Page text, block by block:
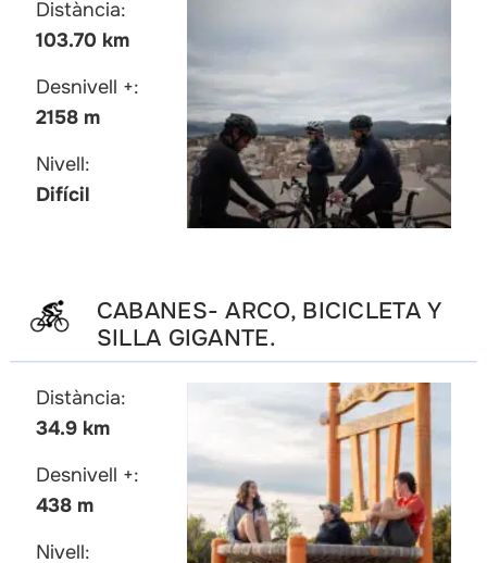
Distància:
103.70 km
Desnivell +:
2158 m
Nivell:
Difícil
CABANES- ARCO, BICICLETA Y
SILLA GIGANTE.
Distància:
34.9 km
Desnivell +:
438 m
Nivell: